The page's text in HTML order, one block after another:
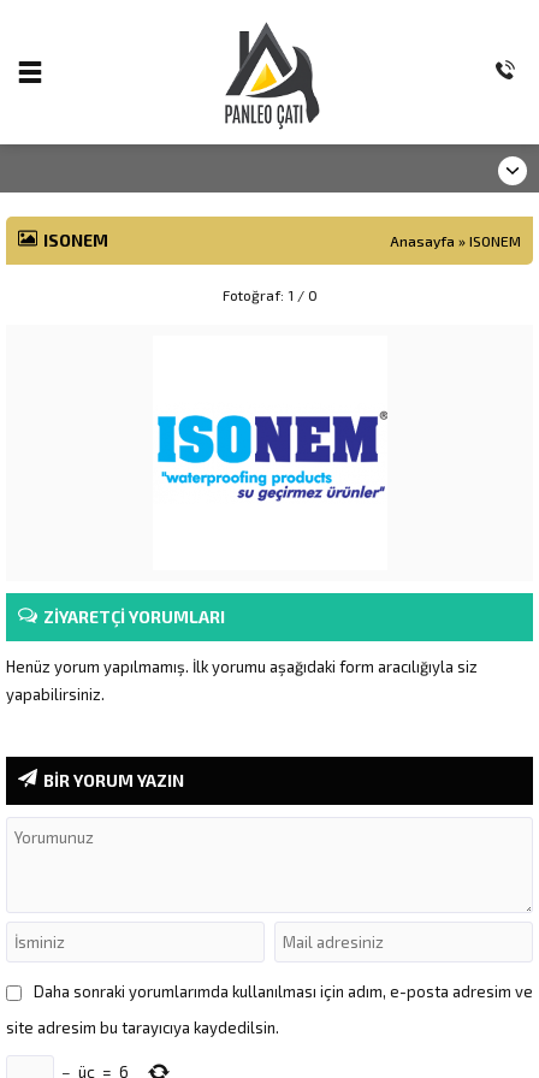
ISONEM Anasayfa » ISONEM
Fotoğraf: 1 / 0
ZİYARETÇİ YORUMLARI
Henüz yorum yapılmamış. İlk yorumu aşağıdaki form aracılığıyla siz
yapabilirsiniz.
BİR YORUM YAZIN
Daha sonraki yorumlarımda kullanılması için adım, e-posta adresim ve
site adresim bu tarayıcıya kaydedilsin.
− üç = 6